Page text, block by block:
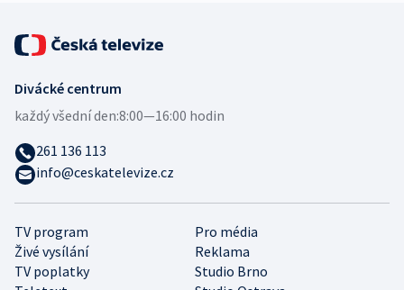
TV program
Pro média
Živé vysílání
Reklama
TV poplatky
Studio Brno
Divácké centrum
každý všední den:8:00—16:00 hodin
261 136 113
info@ceskatelevize.cz